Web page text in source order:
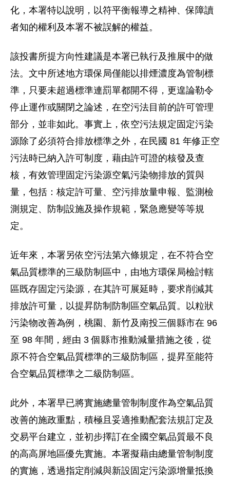
化，本署特以說明，以符平衡報導之精神、保障讀
者知的權利及本署不被誤解的權益。
該投書所提方向性建議是本署已執行及推展中的做
法。文中所述地方環保局僅能以排煙濃度為管制標
準，只要未超過標準連罰單都開不得，更遑論勒令
停止運作或關閉之論述，在空污法目前的許可管理
部分，並非如此。事實上，依空污法規定固定污染
源除了必須符合排放標準之外，在民國 81 年修正空
污法時已納入許可制度，藉由許可證的核發及查
核，有效管理固定污染源空氣污染物排放的質與
量，包括：核定許可量、空污排放量申報、監測檢
測規定、防制設施及操作規範，緊急應變等等規
定。
近年來，本署另依空污法第六條規定，在不符合空
氣品質標準的三級防制區中，由地方環保局檢討轄
區既存固定污染源，在其許可展延時，要求削減其
排放許可量，以提昇防制防制區空氣品質。以粒狀
污染物改善為例，桃園、新竹及南投三個縣市在 96
至 98 年間，經由 3 個縣市推動減量措施之後，從
原不符合空氣品質標準的三級防制區，提昇至能符
合空氣品質標準之二級防制區。
此外，本署早已將實施總量管制制度作為空氣品質
改善的施政重點，積極且妥適推動配套法規訂定及
交易平台建立，並初步擇訂在全國空氣品質最不良
的高高屏地區優先實施。本署擬藉由總量管制制度
的實施，透過指定削減與新設固定污染源增量抵換